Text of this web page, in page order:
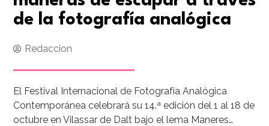
de la fotografía analógica
Redaccion
El Festival Internacional de Fotografía Analógica
Contemporánea celebrará su 14.ª edición del 1 al 18 de
octubre en Vilassar de Dalt bajo el lema Maneres…